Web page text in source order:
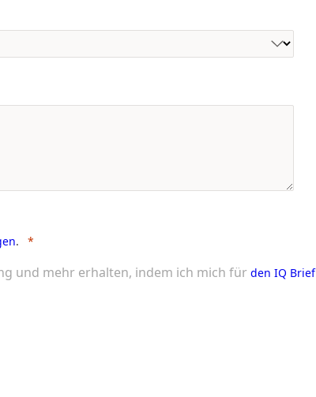
.
und mehr erhalten, indem ich mich für den IQ Brief